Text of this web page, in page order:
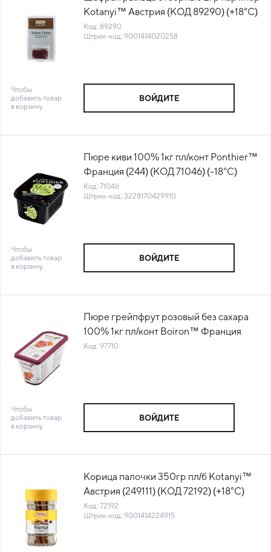
Kotanyi™ Австрия (КОД 89290) (+18°С)
Код: 89290
Штрих-код: 9001414020258
Чтобы
добавить товар
в корзину
ВОЙДИТЕ
Пюре киви 100% 1кг пл/конт Ponthier™
Франция (244) (КОД 71046) (-18°С)
Код: 71046
Штрих-код: 3228170429910
Чтобы
добавить товар
в корзину
ВОЙДИТЕ
Пюре грейпфрут розовый без сахара
100% 1кг пл/конт Boiron™ Франция
(арт. 531) (КОД 97710) (-18°С)
Код: 97710
Чтобы
добавить товар
в корзину
ВОЙДИТЕ
Корица палочки 350гр пл/б Kotanyi™
Австрия (249111) (КОД 72192) (+18°С)
Код: 72192
Штрих-код: 9001414224915